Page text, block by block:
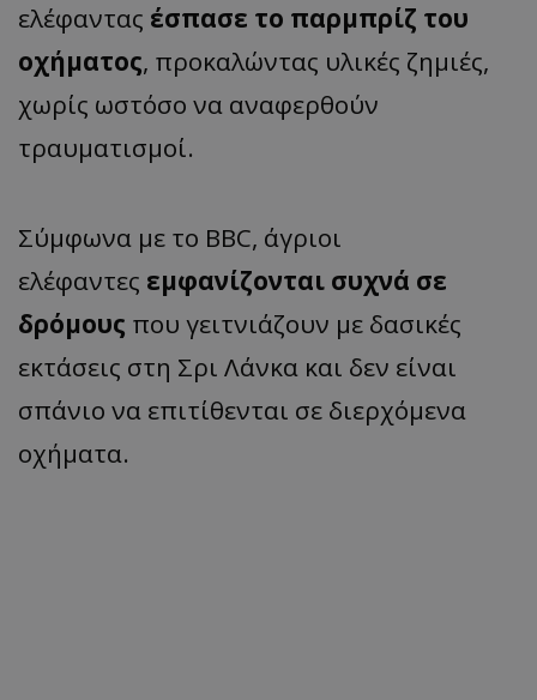
ελέφαντας έσπασε το παρμπρίζ του
οχήματος, προκαλώντας υλικές ζημιές,
χωρίς ωστόσο να αναφερθούν
τραυματισμοί.
Σύμφωνα με το BBC, άγριοι
ελέφαντες εμφανίζονται συχνά σε
δρόμους που γειτνιάζουν με δασικές
εκτάσεις στη Σρι Λάνκα και δεν είναι
σπάνιο να επιτίθενται σε διερχόμενα
οχήματα.